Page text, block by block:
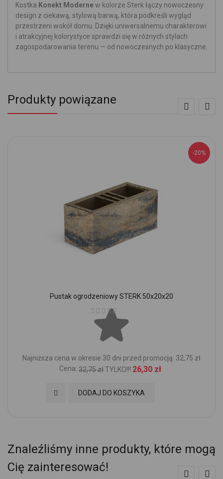
Kostka Konekt Modernew kolorze Sterk łączy nowoczesny
design z ciekawą, stylową barwą, która podkreśli wygląd
przestrzeni wokół domu. Dzięki uniwersalnemu charakterowi
i atrakcyjnej kolorystyce sprawdzi się w różnych stylach
zagospodarowania terenu — od nowoczesnych po klasyczne.
Produkty powiązane
-20%
Pustak ogrodzeniowy STERK 50x20x20
Ocena:
Najniższa cena w okresie 30 dni przed promocją: 32,75 zł
Cena: 32,75 złTYLKO!!! 26,30 zł
DODAJ DO KOSZYKA
Dodaj do Ulubionych
Znaleźliśmy inne produkty, które mogą
Cię zainteresować!